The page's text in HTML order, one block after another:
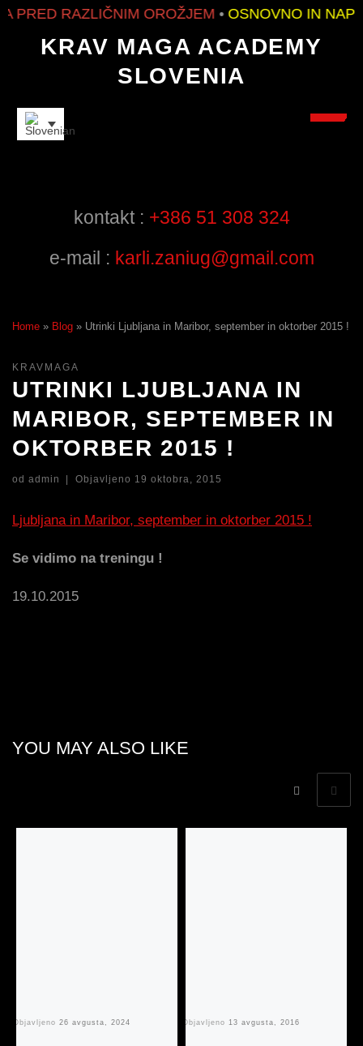
RAZLIČNIM OROŽJEM•OSNOVNO IN
KRAV MAGA ACADEMY
SLOVENIA
INSTRUCTORS
kontakt : +386 51 308 324
e-mail : karli.zaniug@gmail.com
Home » Blog » Utrinki Ljubljana in Maribor, september in oktorber 2015 !
KRAVMAGA
UTRINKI LJUBLJANA IN
MARIBOR, SEPTEMBER IN
OKTORBER 2015 !
od admin | Objavljeno 19 oktobra, 2015
Ljubljana in Maribor, september in oktorber 2015 !
Se vidimo na treningu !
19.10.2015
YOU MAY ALSO LIKE
Objavljeno 26 avgusta, 2024 Objavljeno 13 avgusta, 2016